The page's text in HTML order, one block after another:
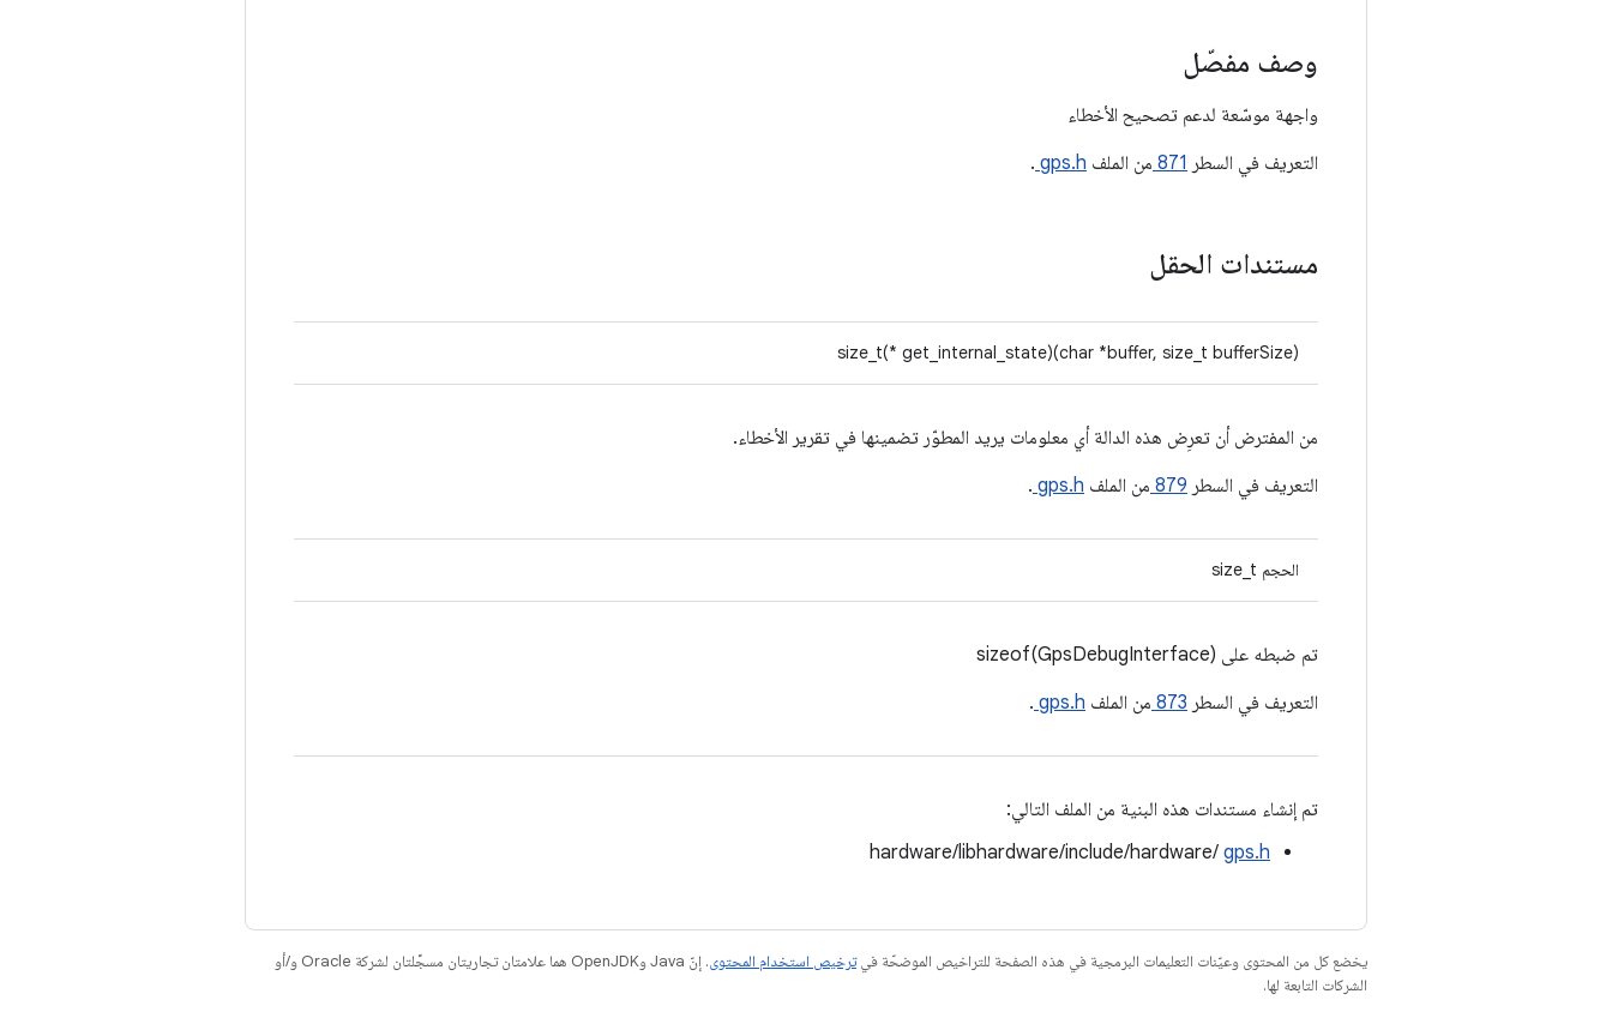
وصف مفصّل
واجهة موسّعة لدعم تصحيح الأخطاء
التعريف في السطر 871 من الملف gps.h
.
مستندات الحقل
size_t(* get_internal_state)(char *buffer, size_t bufferSize)
من المفترض أن تعرِض هذه الدالة أي معلومات يريد المطوّر تضمينها في تقرير الأخطاء.
التعريف في السطر 879 من الملف gps.h
.
الحجم size_t
تم ضبطه على sizeof(GpsDebugInterface)
التعريف في السطر 873 من الملف gps.h
.
تم إنشاء مستندات هذه البنية من الملف التالي:
hardware/libhardware/include/hardware/ gps.h
يخضع كل من المحتوى وعيّنات التعليمات البرمجية في هذه الصفحة للتراخيص الموضحّة فيترخيص استخدام المحتوى
. إنّ Java وOpenJDK هما علامتان تجاريتان مسجَّلتان لشركة Oracle و/أو
الشركات التابعة لها.